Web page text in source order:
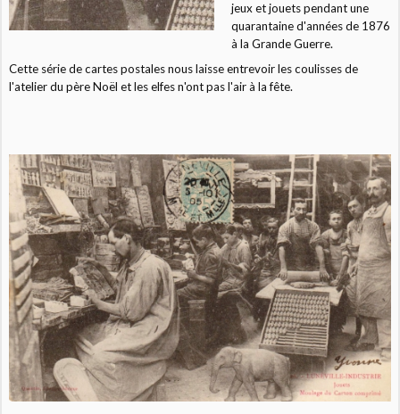
jeux et jouets pendant une
quarantaine d'années de 1876
à la Grande Guerre.
Cette série de cartes postales nous laisse entrevoir les coulisses de
l'atelier du père Noël et les elfes n'ont pas l'air à la fête.